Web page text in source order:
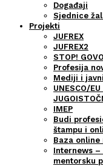
Događaji
Sjednice
Projekti
JUFREX
JUFREX2
STOP!
Profesija
Mediji i
UNESCO/
IMEP
Budi
štampu i
Baza online
Internews –
mentorsku